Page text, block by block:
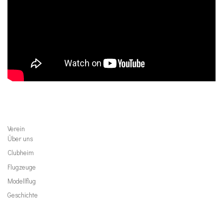
Verein
Über uns
Clubheim
Flugzeuge
Modellflug
Geschichte